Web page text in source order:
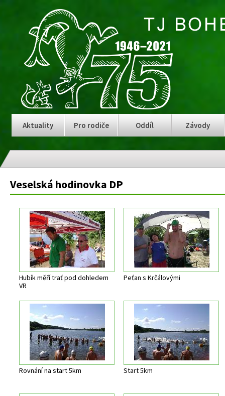
Aktuality Pro rodiče Oddíl Závody
Veselská hodinovka DP
Hubík měří trať pod dohledem
VR
Peťan s Krčálovými
Rovnání na start 5km Start 5km